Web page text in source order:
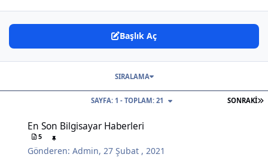
Başlık Aç
SONRAKI
SAYFA: 1 - TOPLAM: 21
SIRALAMA
En Son Bilgisayar Haberleri
5
Gönderen:Admin,27 Şubat , 2021